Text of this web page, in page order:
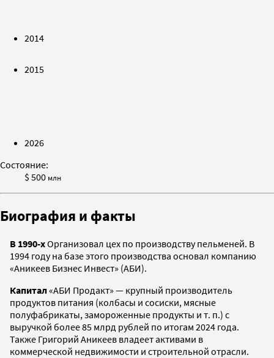
2014
2015
2026
Состояние:
$ 500 млн
Биография и факты
В 1990-хОрганизовал цех по производству пельменей. В
1994 году на базе этого производства основал компанию
«Аникеев Бизнес Инвест» (АБИ).
Капитал«АБИ Продакт» — крупный производитель
продуктов питания (колбасы и сосиски, мясные
полуфабрикаты, замороженные продукты и т. п.) с
выручкой более 85 млрд рублей по итогам 2024 года.
Также Григорий Аникеев владеет активами в
коммерческой недвижимости и строительной отрасли.